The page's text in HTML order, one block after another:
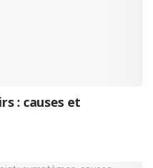
: causes et